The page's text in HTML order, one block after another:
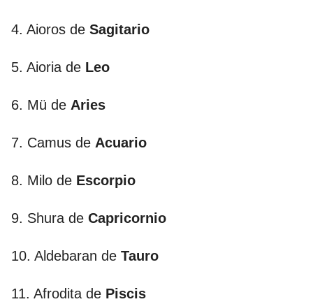
4. Aioros de Sagitario
5. Aioria de Leo
6. Mü de Aries
7. Camus de Acuario
8. Milo de Escorpio
9. Shura de Capricornio
10. Aldebaran de Tauro
11. Afrodita de Piscis